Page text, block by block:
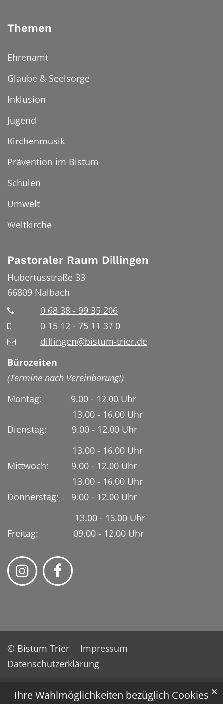
Ihre Wahlmöglichkeiten bezüglich Cookies ✕
Themen
Ehrenamt
Glaube & Seelsorge
Inklusion
Jugend
Kirchenmusik
Prävention im Bistum
Schulen
Umwelt
Weltkirche
Pastoraler Raum Dillingen
Hubertusstraße 33
66809 Nalbach
0 68 38 - 99 35 206
0 15 12 - 75 11 37 0
dillingen@bistum-trier.de
Bürozeiten
(Termine nach Vereinbarung!)
Montag: 9.00 - 12.00 Uhr
13.00 - 16.00 Uhr
Dienstag:
9.00 - 12.00 Uhr
13.00 - 16.00 Uhr
Mittwoch: 9.00 - 12.00 Uhr
13.00 - 16.00 Uhr
Donnerstag: 9.00 - 12.00 Uhr
13.00 - 16.00 Uhr
Freitag: 09.00 - 12.00 Uhr
© Bistum Trier
Impressum
Datenschutzerklärung